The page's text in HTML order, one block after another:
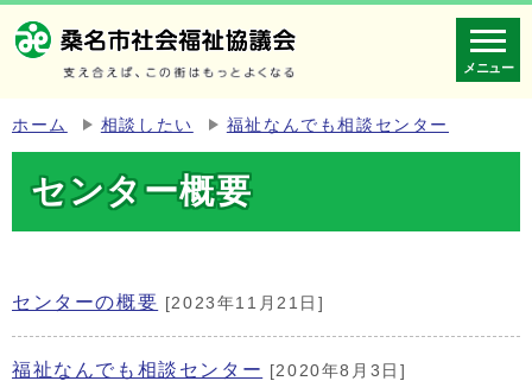
メニュー
ホーム 相談したい 福祉なんでも相談センター
センター概要
センターの概要 [2023年11月21日]
福祉なんでも相談センター
[2020年8月3日]